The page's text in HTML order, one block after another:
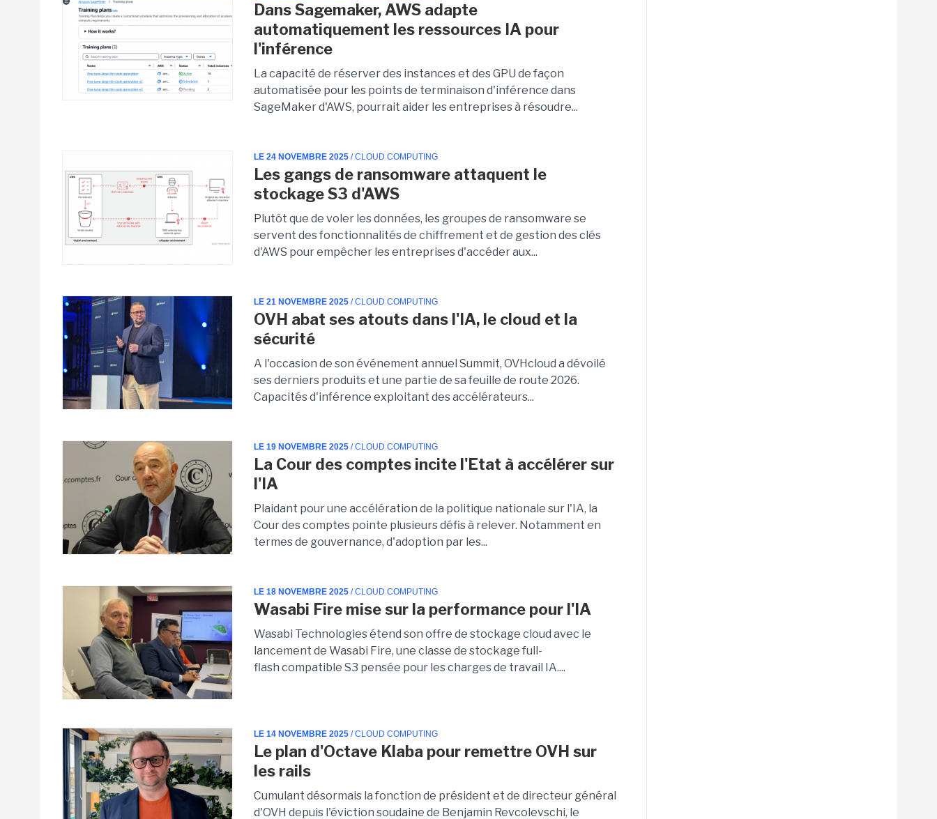
Dans Sagemaker, AWS adapte
automatiquement les ressources IA pour
l'inférence
La capacité de réserver des instances et des GPU de façon
automatisée pour les points de terminaison d'inférence dans
SageMaker d'AWS, pourrait aider les entreprises à résoudre...
LE 24 NOVEMBRE 2025 / CLOUD COMPUTING
Les gangs de ransomware attaquent le
stockage S3 d'AWS
Plutôt que de voler les données, les groupes de ransomware se
servent des fonctionnalités de chiffrement et de gestion des clés
d'AWS pour empêcher les entreprises d'accéder aux...
LE 21 NOVEMBRE 2025 / CLOUD COMPUTING
OVH abat ses atouts dans l'IA, le cloud et la
sécurité
A l'occasion de son événement annuel Summit, OVHcloud a dévoilé
ses derniers produits et une partie de sa feuille de route 2026.
Capacités d'inférence exploitant des accélérateurs...
LE 19 NOVEMBRE 2025 / CLOUD COMPUTING
La Cour des comptes incite l'Etat à accélérer sur
l'IA
Plaidant pour une accélération de la politique nationale sur l'IA, la
Cour des comptes pointe plusieurs défis à relever. Notamment en
termes de gouvernance, d'adoption par les...
LE 18 NOVEMBRE 2025 / CLOUD COMPUTING
Wasabi Fire mise sur la performance pour l'IA
Wasabi Technologies étend son offre de stockage cloud avec le
lancement de Wasabi Fire, une classe de stockage full-
flash compatible S3 pensée pour les charges de travail IA....
LE 14 NOVEMBRE 2025 / CLOUD COMPUTING
Le plan d'Octave Klaba pour remettre OVH sur
les rails
Cumulant désormais la fonction de président et de directeur général
d'OVH depuis l'éviction soudaine de Benjamin Revcolevschi, le